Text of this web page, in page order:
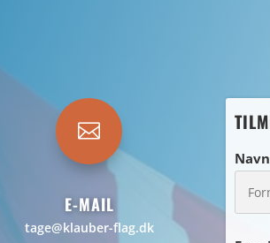

E-MAIL
tage@klauber-flag.dk